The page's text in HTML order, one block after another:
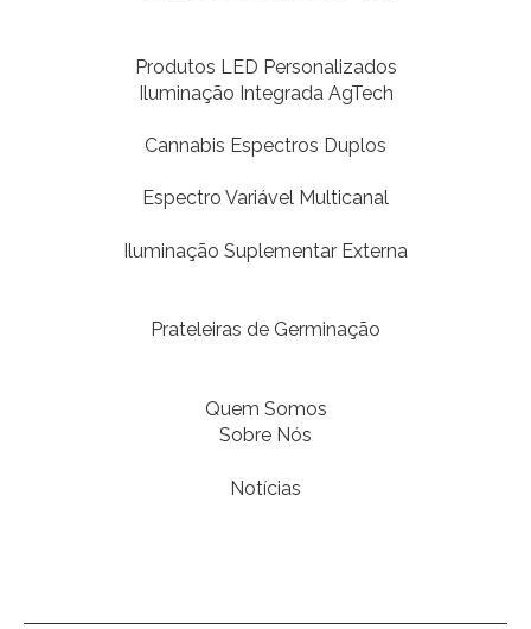
Produtos LED Personalizados
Iluminação Integrada AgTech
Cannabis Espectros Duplos
Espectro Variável Multicanal
Iluminação Suplementar Externa
Prateleiras de Germinação
Quem Somos
Sobre Nós
Notícias